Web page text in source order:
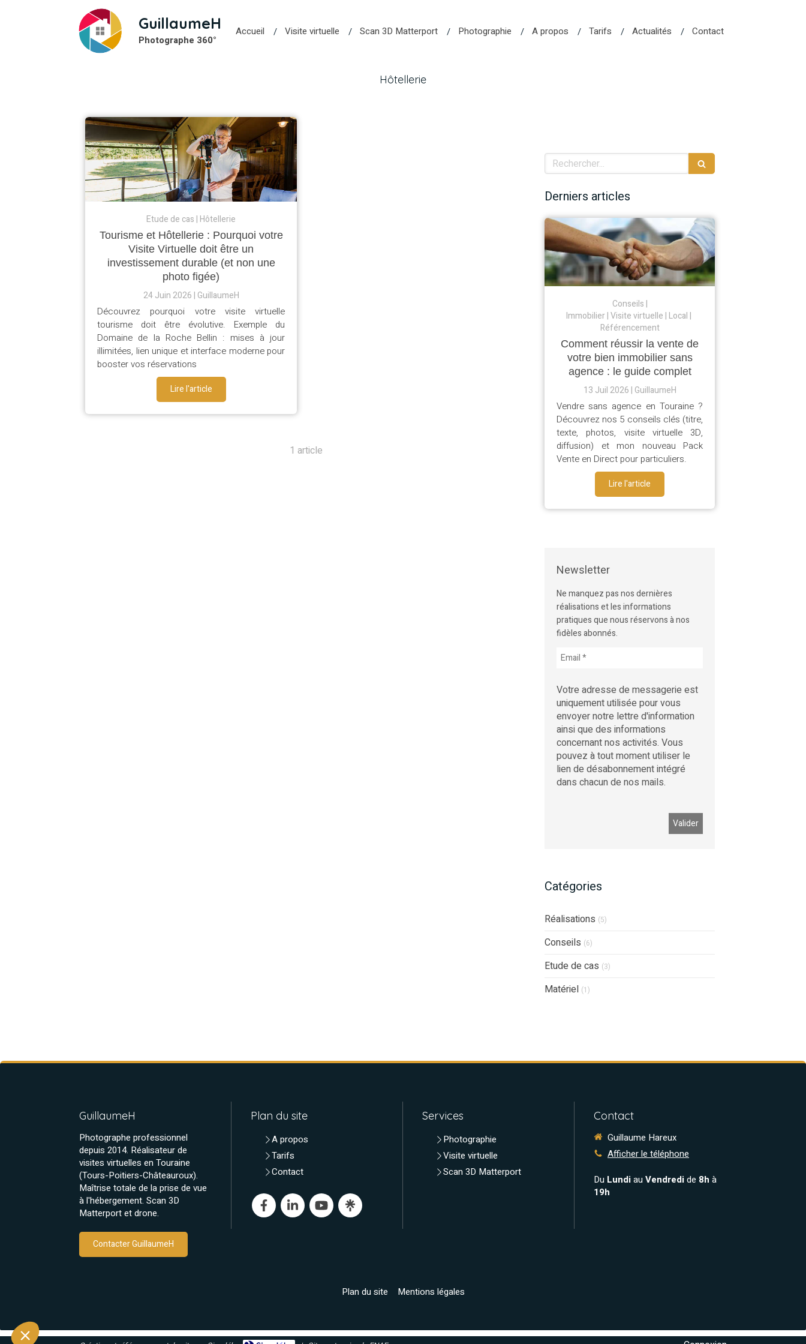
Accueil Visite virtuelle Scan 3D Matterport Photographie A propos Tarifs Actualités Contact
GuillaumeH
Photographe 360°
Hôtellerie
Etude de cas Hôtellerie
Tourisme et Hôtellerie : Pourquoi votre
Visite Virtuelle doit être un
investissement durable (et non une
photo figée)
24 Juin 2026 GuillaumeH
Découvrez pourquoi votre visite virtuelle
tourisme doit être évolutive. Exemple du
Domaine de la Roche Bellin : mises à jour
illimitées, lien unique et interface moderne pour
booster vos réservations
Lire l'article
1 article
Rechercher
Derniers articles
Conseils
Immobilier Visite virtuelle Local
Référencement
Comment réussir la vente de
votre bien immobilier sans
agence : le guide complet
13 Juil 2026 GuillaumeH
Vendre sans agence en Touraine ?
Découvrez nos 5 conseils clés (titre,
texte, photos, visite virtuelle 3D,
diffusion) et mon nouveau Pack
Vente en Direct pour particuliers.
Lire l'article
Newsletter
Ne manquez pas nos dernières
réalisations et les informations
pratiques que nous réservons à nos
fidèles abonnés.
Votre adresse de messagerie est
uniquement utilisée pour vous
envoyer notre lettre d'information
ainsi que des informations
concernant nos activités. Vous
pouvez à tout moment utiliser le
lien de désabonnement intégré
dans chacun de nos mails.
Catégories
Réalisations (5)
Conseils (6)
Etude de cas (3)
Matériel (1)
GuillaumeH
Photographe professionnel
depuis 2014. Réalisateur de
visites virtuelles en Touraine
(Tours-Poitiers-Châteauroux).
Maîtrise totale de la prise de vue
à l'hébergement. Scan 3D
Matterport et drone.
Contacter GuillaumeH
Plan du site
A propos
Tarifs
Contact
Services
Photographie
Visite virtuelle
Scan 3D Matterport
Contact
Guillaume Hareux
Afficher le téléphone
Du Lundiau Vendredide 8h à
19h
Plan du site Mentions légales